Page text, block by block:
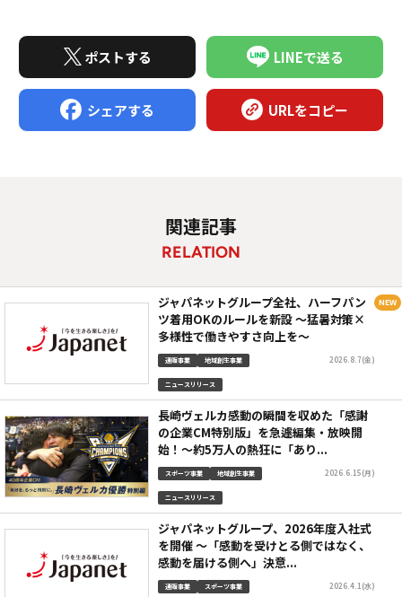
ポストする LINEで送る
シェアする URLをコピー
関連記事
RELATION
ジャパネットグループ全社、ハーフパン
ツ着用OKのルールを新設 ～猛暑対策×
多様性で働きやすさ向上を～
通販事業 地域創生事業
ニュースリリース
2026.8.7(金)
長崎ヴェルカ感動の瞬間を収めた「感謝
の企業CM特別版」を急遽編集・放映開
始！～約5万人の熱狂に「あり...
スポーツ事業 地域創生事業
ニュースリリース
2026.6.15(月)
ジャパネットグループ、2026年度入社式
を開催 ～「感動を受けとる側ではなく、
感動を届ける側へ」決意...
通販事業 スポーツ事業 2026.4.1(水)